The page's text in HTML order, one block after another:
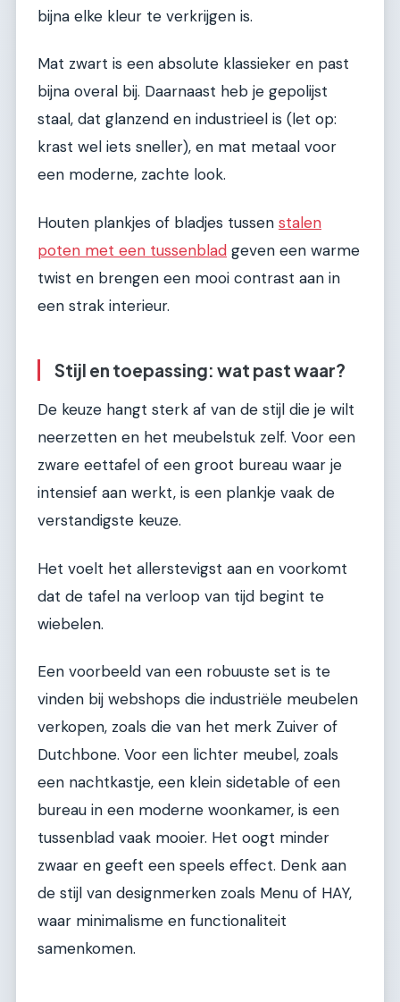
bijna elke kleur te verkrijgen is.
Mat zwart is een absolute klassieker en past
bijna overal bij. Daarnaast heb je gepolijst
staal, dat glanzend en industrieel is (let op:
krast wel iets sneller), en mat metaal voor
een moderne, zachte look.
Houten plankjes of bladjes tussen stalen
poten met een tussenblad geven een warme
twist en brengen een mooi contrast aan in
een strak interieur.
Stijl en toepassing: wat past waar?
De keuze hangt sterk af van de stijl die je wilt
neerzetten en het meubelstuk zelf. Voor een
zware eettafel of een groot bureau waar je
intensief aan werkt, is een plankje vaak de
verstandigste keuze.
Het voelt het allerstevigst aan en voorkomt
dat de tafel na verloop van tijd begint te
wiebelen.
Een voorbeeld van een robuuste set is te
vinden bij webshops die industriële meubelen
verkopen, zoals die van het merk Zuiver of
Dutchbone. Voor een lichter meubel, zoals
een nachtkastje, een klein sidetable of een
bureau in een moderne woonkamer, is een
tussenblad vaak mooier. Het oogt minder
zwaar en geeft een speels effect. Denk aan
de stijl van designmerken zoals Menu of HAY,
waar minimalisme en functionaliteit
samenkomen.